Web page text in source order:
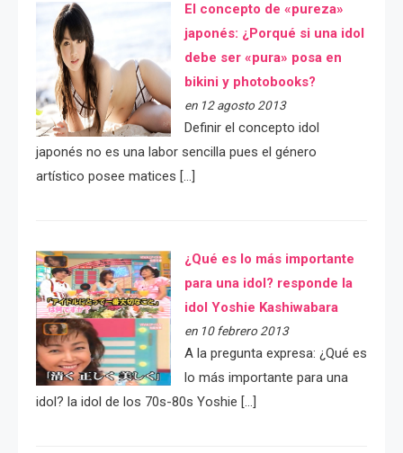
El concepto de «pureza»
japonés: ¿Porqué si una idol
debe ser «pura» posa en
bikini y photobooks?
en 12 agosto 2013
Definir el concepto idol
japonés no es una labor sencilla pues el género
artístico posee matices […]
¿Qué es lo más importante
para una idol? responde la
idol Yoshie Kashiwabara
en 10 febrero 2013
A la pregunta expresa: ¿Qué es
lo más importante para una
idol? la idol de los 70s-80s Yoshie […]